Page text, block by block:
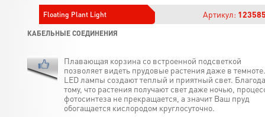
Floating Plant Light Артикул:
КАБЕЛЬНЫЕ СОЕДИНЕНИЯ
Плавающая корзина со встроенной подсветкой
позволяет видеть прудовые растения даже в темноте.
LED лампы создают теплый и приятный свет.
тому, что растения получают свет даже ночью,
фотосинтеза не прекращается, а значит Ваш пруд
обогащается кислородом круглосуточно.